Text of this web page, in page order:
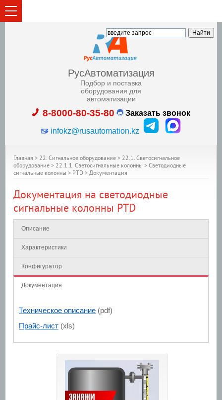
РусАвтоматизация
Подбор и поставка
оборудования для
автоматизации
8-8000-80-35-80 Заказать звонок
infokz@rusautomation.kz
Главная > 22. Сигнальное оборудование > 22.1. Светосигнальное
оборудование > 22.1.1. Светосигнальные колонны > Светодиодные
сигнальные колонны > PTD > Документация
Документация на светодиодные
сигнальные колонны PTD
Описание
Характеристики
Конфигуратор
Документация
Техническое описание (pdf)
Прайс-лист (xls)